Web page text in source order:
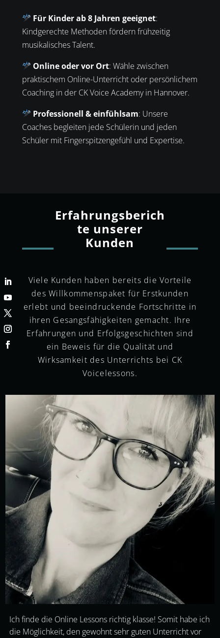
Für Kinder ab 8 Jahren geeignet:
Kindgerechte Methoden fördern frühzeitig
musikalisches Talent.
Online oder vor Ort: Wähle zwischen
praktischem Online-Unterricht oder persönlichem
Coaching in der CK Voice Academy in Hannover.
Professionell & einfühlsam: Unsere
Coaches begleiten jede Schülerin und jeden
Schüler mit Fingerspitzengefühl und Expertise.
Erfahrungsberich
te unserer
Kunden
Viele Kunden haben bereits die Vorteile
des Willkommenspaket für Erstkunden
erlebt und beeindruckende Fortschritte in
ihren Gesangsfähigkeiten gemacht. Ihre
Erfahrungen und Erfolgsgeschichten sind
ein Beweis für die Qualität und
Wirksamkeit des Unterrichts bei CK
Voicelessons.
Ich finde die Online Lessons richtig klasse! Somit habe ich
die Möglichkeit, den gewohnt sehr guten Unterricht vor